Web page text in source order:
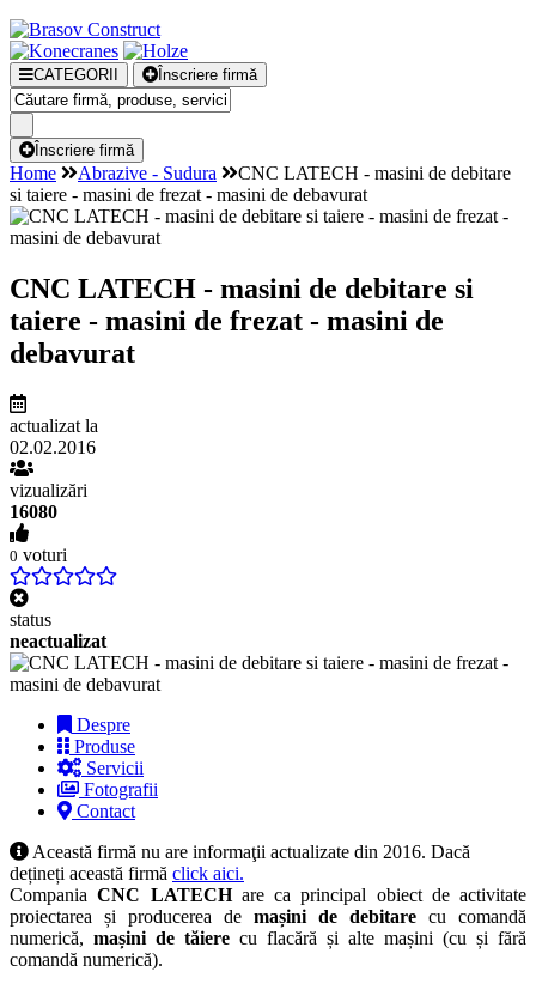
CATEGORII Înscriere firmă
Înscriere firmă
Home Abrazive - Sudura
CNC LATECH - masini de debitare
si taiere - masini de frezat - masini de debavurat
CNC LATECH - masini de debitare si
taiere - masini de frezat - masini de
debavurat
actualizat la
02.02.2016
vizualizări
16080
0 voturi
status
neactualizat
Despre
Produse
Servicii
Fotografii
Contact
Această firmă nu are informaţii actualizate din 2016. Dacă
dețineți această firmă click aici.
CompaniaCNC LATECHare ca principal obiect de activitate
proiectarea și producerea de mașini de debitare cu comandă
numerică, mașini de tăiere cu flacără și alte mașini (cu și fără
comandă numerică).